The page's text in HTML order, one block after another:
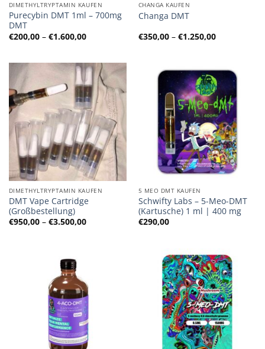
DIMETHYLTRYPTAMIN KAUFEN
Purecybin DMT 1ml – 700mg
DMT
€200,00 – €1.600,00Preisspanne:
€200,00
CHANGA KAUFEN
Changa DMT
€350,00 – €1.250,00
€350,00
DIMETHYLTRYPTAMIN KAUFEN
DMT Vape Cartridge
(Großbestellung)
€950,00 – €3.500,00Preisspanne:
5 MEO DMT KAUFEN
Schwifty Labs – 5-Meo-DMT
(Kartusche) 1 ml | 400 mg
€290,00